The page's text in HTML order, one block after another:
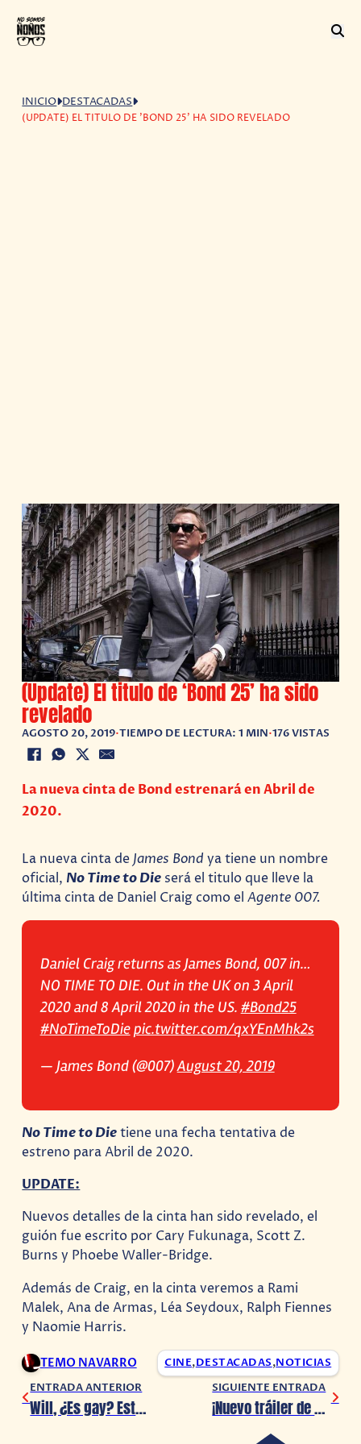
INICIO DESTACADAS
(UPDATE) EL TITULO DE 'BOND 25' HA SIDO REVELADO
(Update) El titulo de ‘Bond 25’ ha sido
revelado
AGOSTO 20, 2019•TIEMPO DE LECTURA: 1 MIN•176 VISTAS
La nueva cinta de Bond estrenará en Abril de
2020.
La nueva cinta de James Bondya tiene un nombre
oficial, No Time to Die será el titulo que lleve la
última cinta de Daniel Craig como elAgente 007.
Daniel Craig returns as James Bond, 007 in…
NO TIME TO DIE. Out in the UK on 3 April
2020 and 8 April 2020 in the US. #Bond25
#NoTimeToDiepic.twitter.com/qxYEnMhk2s
— James Bond (@007)August 20, 2019
No Time to Dietiene una fecha tentativa de
estreno para Abril de 2020.
UPDATE:
Nuevos detalles de la cinta han sido revelado, el
guión fue escrito por Cary Fukunaga, Scott Z.
Burns y Phoebe Waller-Bridge.
Además de Craig, en la cinta veremos a Rami
Malek, Ana de Armas, Léa Seydoux, Ralph Fiennes
y Naomie Harris.
TEMO NAVARRO CINE,DESTACADAS,NOTICIAS
ENTRADA ANTERIOR
Will, ¿Es gay? Esta descripción lo aclara
SIGUIENTE ENTRADA
¡Nuevo tráiler de Marvel’s Avengers!